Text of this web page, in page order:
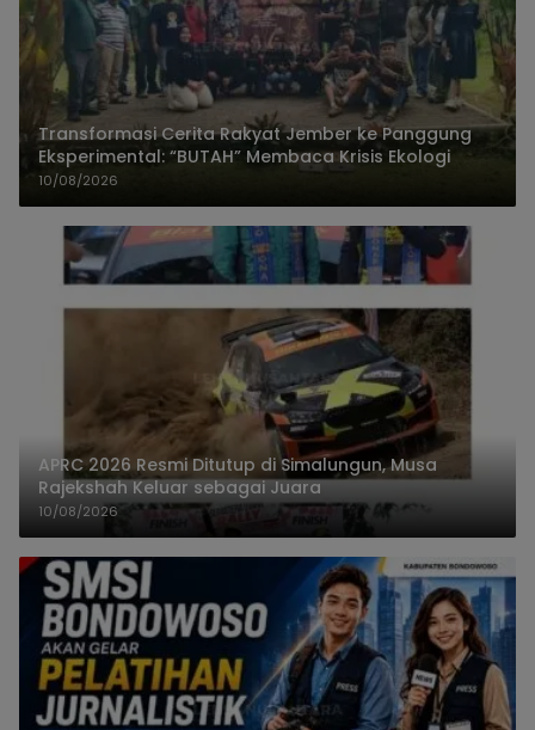
Transformasi Cerita Rakyat Jember ke Panggung
Eksperimental: “BUTAH” Membaca Krisis Ekologi
10/08/2026
APRC 2026 Resmi Ditutup di Simalungun, Musa
Rajekshah Keluar sebagai Juara
10/08/2026